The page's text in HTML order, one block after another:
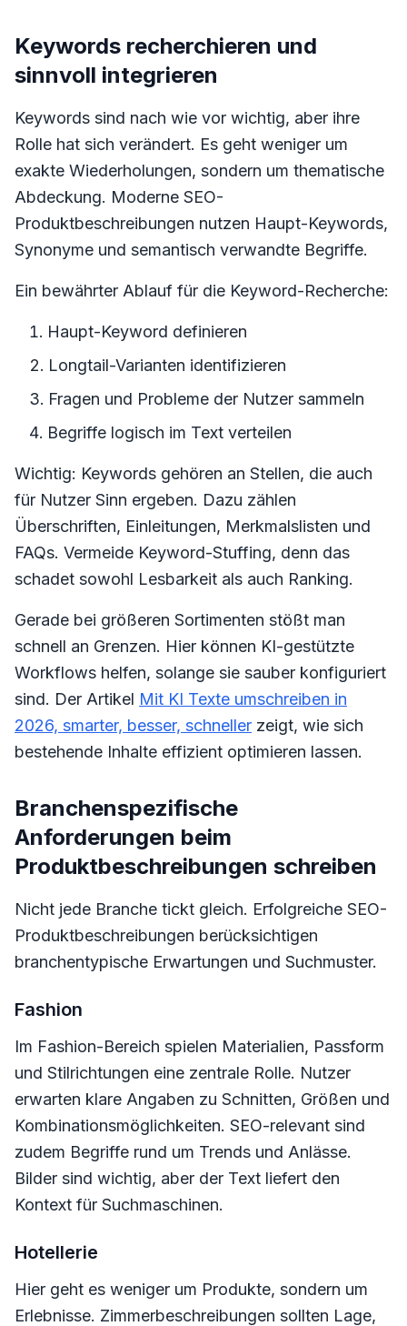
Keywords recherchieren und
sinnvoll integrieren
Keywords sind nach wie vor wichtig, aber ihre
Rolle hat sich verändert. Es geht weniger um
exakte Wiederholungen, sondern um thematische
Abdeckung. Moderne SEO-
Produktbeschreibungen nutzen Haupt-Keywords,
Synonyme und semantisch verwandte Begriffe.
Ein bewährter Ablauf für die Keyword-Recherche:
Haupt-Keyword definieren
Longtail-Varianten identifizieren
Fragen und Probleme der Nutzer sammeln
Begriffe logisch im Text verteilen
Wichtig: Keywords gehören an Stellen, die auch
für Nutzer Sinn ergeben. Dazu zählen
Überschriften, Einleitungen, Merkmalslisten und
FAQs. Vermeide Keyword-Stuffing, denn das
schadet sowohl Lesbarkeit als auch Ranking.
Gerade bei größeren Sortimenten stößt man
schnell an Grenzen. Hier können KI-gestützte
Workflows helfen, solange sie sauber konfiguriert
sind. Der Artikel Mit KI Texte umschreiben in
2026, smarter, besser, schneller zeigt, wie sich
bestehende Inhalte effizient optimieren lassen.
Branchenspezifische
Anforderungen beim
Produktbeschreibungen schreiben
Nicht jede Branche tickt gleich. Erfolgreiche SEO-
Produktbeschreibungen berücksichtigen
branchentypische Erwartungen und Suchmuster.
Fashion
Im Fashion-Bereich spielen Materialien, Passform
und Stilrichtungen eine zentrale Rolle. Nutzer
erwarten klare Angaben zu Schnitten, Größen und
Kombinationsmöglichkeiten. SEO-relevant sind
zudem Begriffe rund um Trends und Anlässe.
Bilder sind wichtig, aber der Text liefert den
Kontext für Suchmaschinen.
Hotellerie
Hier geht es weniger um Produkte, sondern um
Erlebnisse. Zimmerbeschreibungen sollten Lage,